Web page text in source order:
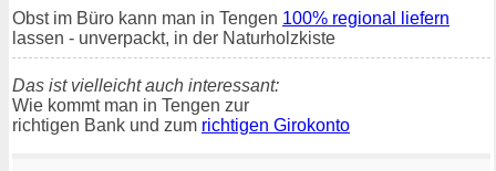
Obst im Büro kann man in Tengen 100% regional liefern
lassen - unverpackt, in der Naturholzkiste
Das ist vielleicht auch interessant:
Wie kommt man in Tengen zur
richtigen Bank und zum richtigen Girokonto